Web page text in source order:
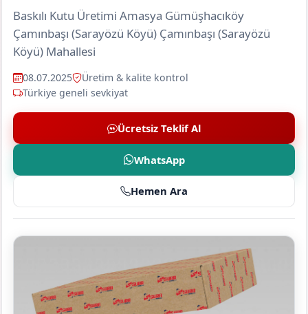
Baskılı Kutu Üretimi Amasya Gümüşhacıköy
Çamınbaşı (Sarayözü Köyü) Çamınbaşı (Sarayözü
Köyü) Mahallesi
08.07.2025
Üretim & kalite kontrol
Türkiye geneli sevkiyat
Ücretsiz Teklif Al
WhatsApp
Hemen Ara